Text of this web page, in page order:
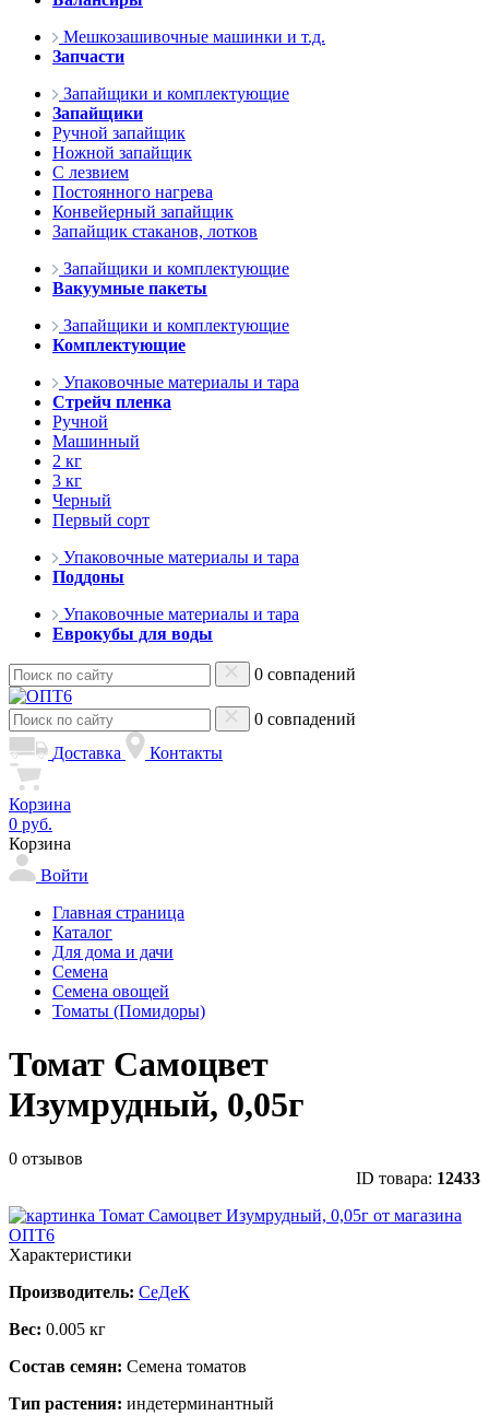
Мешкозашивочные машинки и т.д.
Запчасти
Запайщики и комплектующие
Запайщики
Ручной запайщик
Ножной запайщик
С лезвием
Постоянного нагрева
Конвейерный запайщик
Запайщик стаканов, лотков
Запайщики и комплектующие
Вакуумные пакеты
Запайщики и комплектующие
Комплектующие
Упаковочные материалы и тара
Стрейч пленка
Ручной
Машинный
2 кг
3 кг
Черный
Первый сорт
Упаковочные материалы и тара
Поддоны
Упаковочные материалы и тара
Еврокубы для воды
0 совпадений
0 совпадений
Доставка
Контакты
Корзина
0 руб.
Корзина
Войти
Главная страница
Каталог
Для дома и дачи
Семена
Семена овощей
Томаты (Помидоры)
Томат Самоцвет
Изумрудный, 0,05г
0 отзывов
ID товара: 12433
Характеристики
Производитель: СеДеК
Вес: 0.005 кг
Состав семян: Семена томатов
Тип растения: индетерминантный